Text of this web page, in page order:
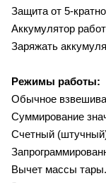
Защита от 5-
Аккумулятор
Заряжать
Режимы работы:
Обычное
Суммирование
Счетный
Вычет массы тары.